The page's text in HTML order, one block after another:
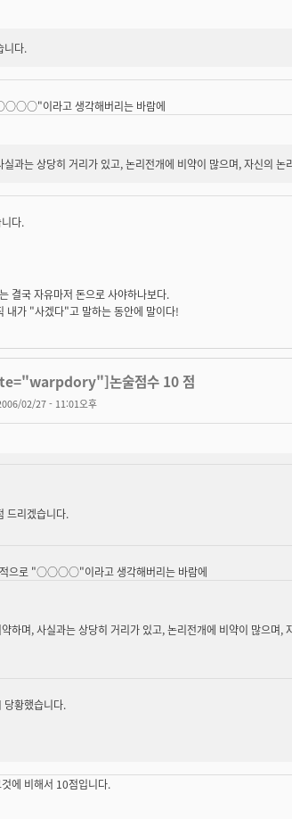
니다.
이라고 생각해버리는 바람에
실과는 상당히 거리가 있고, 논리전개에 비약이 많으며, 자신의
다.
결국 자유마저 돈으로 사야하나보다.
내가 "사겠다"고 말하는 동안에 말이다!
논술점수 10 점
02/27 - 11:01오후
드리겠습니다.
적으로 "○○○○"이라고 생각해버리는 바람에
하며, 사실과는 상당히 거리가 있고, 논리전개에 비약이 많으며,
당황했습니다.
에 비해서 10점입니다.